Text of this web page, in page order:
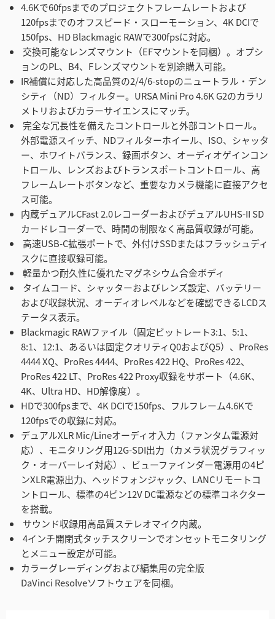
4.6Kで60fpsまでのプロジェクトフレームレートおよび
120fpsまでのオフスピード・スローモーション、4K DCIで
150fps、HD Blackmagic RAWで300fpsに対応。
交換可能なレンズマウント（EFマウントを同梱）。オプシ
ョンのPL、B4、Fレンズマウントを別途購入可能。
IR補償に対応した高品質の2/4/6-stopのニュートラル・デン
シティ（ND）フィルター。URSA Mini Pro 4.6K G2のカラリ
メトリおよびカラーサイエンスにマッチ。
完全な冗長性を備えたコントロールと外部コントロール。
外部電源スイッチ、NDフィルターホイール、ISO、シャッタ
ー、ホワイトバランス、録画ボタン、オーディオゲインコン
トロール、レンズおよびトランスポートコントロール、高
フレームレートボタンなど、重要なカメラ機能に直接アクセ
ス可能。
内蔵デュアルCFast 2.0レコーダーおよびデュアルUHS-II SD
カードレコーダーで、時間の制限なく高品質収録が可能。
高速USB-C拡張ポートで、外付けSSDまたはフラッシュディ
スクに直接収録可能。
軽量かつ耐久性に優れたマグネシウム合金ボディ
タイムコード、シャッターおよびレンズ設定、バッテリー
および収録状況、オーディオレベルなどを確認できるLCDス
テータス表示。
Blackmagic RAWファイル（固定ビットレート3:1、5:1、
8:1、12:1、あるいは固定クオリティQ0およびQ5）、ProRes
4444 XQ、ProRes 4444、ProRes 422 HQ、ProRes 422、
ProRes 422 LT、ProRes 422 Proxy収録をサポート（4.6K、
4K、Ultra HD、HD解像度）。
HDで300fpsまで、4K DCIで150fps、フルフレーム4.6Kで
120fpsでの収録に対応。
デュアルXLR Mic/Lineオーディオ入力（ファンタム電源対
応）、モニタリング用12G-SDI出力（カメラ状況グラフィッ
ク・オーバーレイ対応）、ビューファインダー電源用の4ピ
ンXLR電源出力、ヘッドフォンジャック、LANCリモートコ
ントロール、標準の4ピン12V DC電源などの標準コネクター
を搭載。
サウンド収録用高品質ステレオマイク内蔵。
4インチ開閉式タッチスクリーンでオンセットモニタリング
とメニュー設定が可能。
カラーグレーディングおよび編集用の完全版
DaVinci Resolveソフトウェアを同梱。